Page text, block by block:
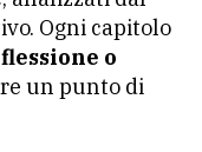
Ogni capitolo
o
un punto di